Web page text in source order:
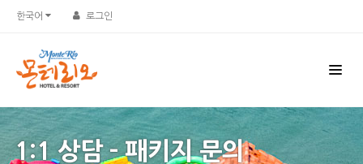
한국어 로그인
1:1 상담 - 패키지 문의